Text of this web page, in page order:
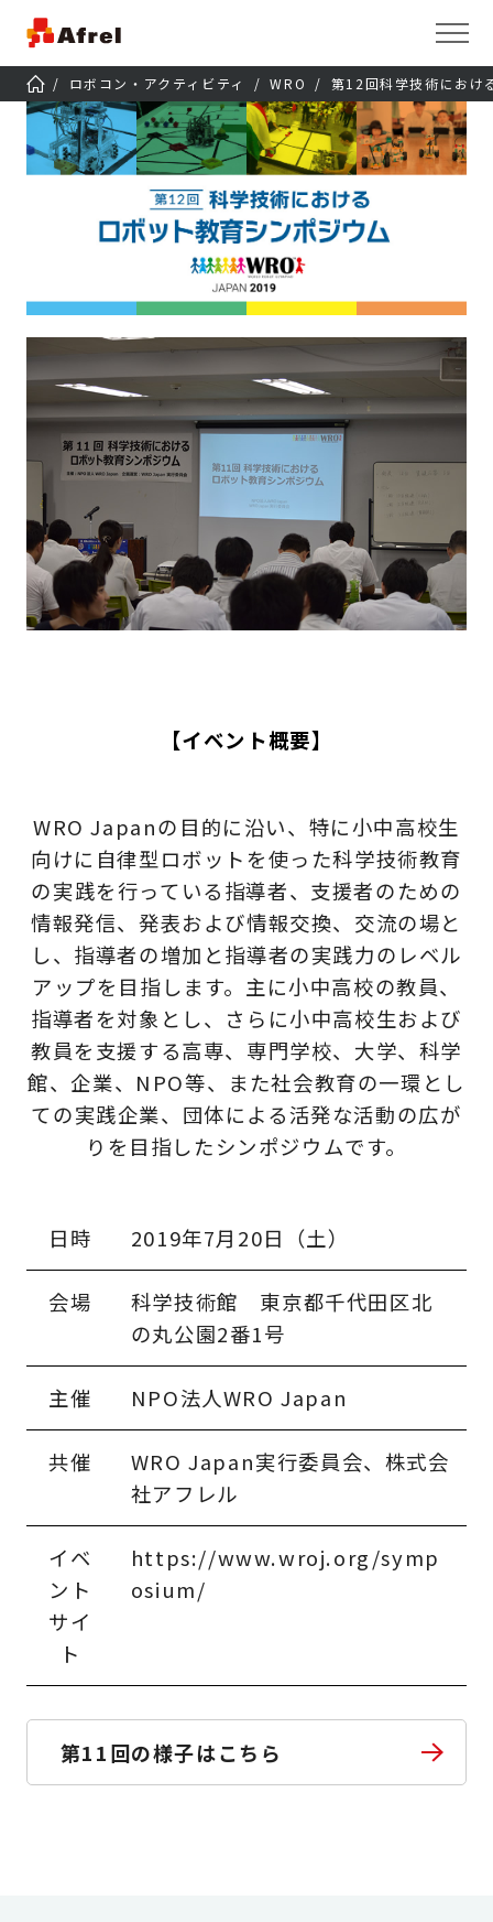
ロボコン・アクティビティ WRO 第12回科学技術におけ
【イベント概要】
WRO Japanの目的に沿い、特に小中高校生
向けに自律型ロボットを使った科学技術教育
の実践を行っている指導者、支援者のための
情報発信、発表および情報交換、交流の場と
し、指導者の増加と指導者の実践力のレベル
アップを目指します。主に小中高校の教員、
指導者を対象とし、さらに小中高校生および
教員を支援する高専、専門学校、大学、科学
館、企業、NPO等、また社会教育の一環とし
ての実践企業、団体による活発な活動の広が
りを目指したシンポジウムです。
日時 2019年7月20日（土）
会場
科学技術館 東京都千代田区北
の丸公園2番1号
主催 NPO法人WRO Japan
共催
WRO Japan実行委員会、株式会
社アフレル
イベ
ント
サイ
ト
https://www.wroj.org/symp
osium/
第11回の様子はこちら